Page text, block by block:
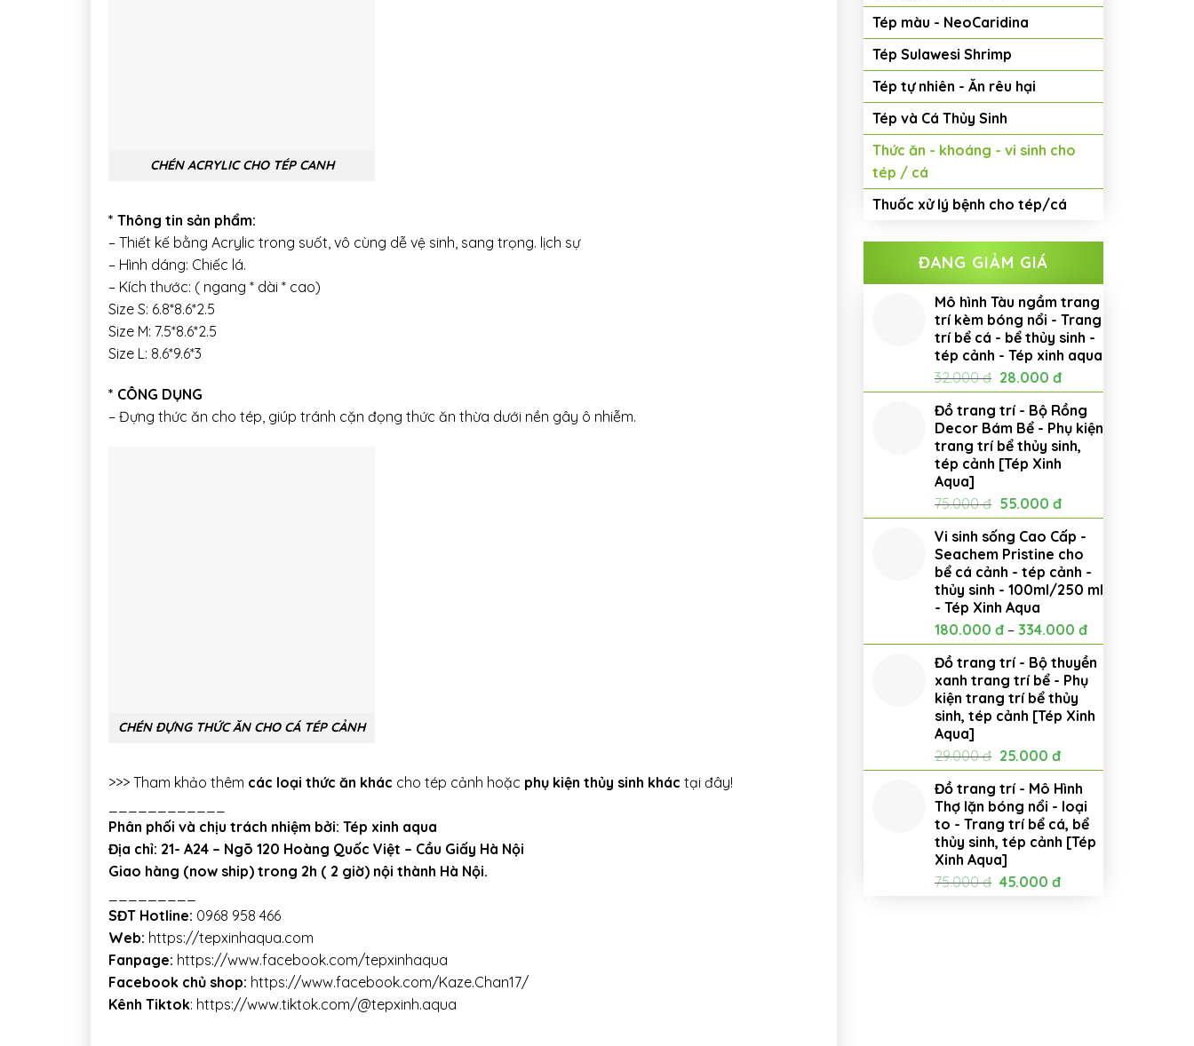
Tép màu - NeoCaridina
Tép Sulawesi Shrimp
Tép tự nhiên - Ăn rêu hại
Tép và Cá Thủy Sinh
Thức ăn - khoáng - vi sinh cho
tép / cá
Thuốc xử lý bệnh cho tép/cá
ĐANG GIẢM GIÁ
Mô hình Tàu ngầm trang
trí kèm bóng nổi - Trang
trí bể cá - bể thủy sinh -
tép cảnh - Tép xinh aqua
32.000đ Giá
gốc
là:
32.000 đ.
28.000 đGiá
hiện
tại
là:
28.000 đ.
Đồ trang trí - Bộ Rồng
Decor Bám Bể - Phụ kiện
trang trí bể thủy sinh,
tép cảnh [Tép Xinh
Aqua]
75.000đ Giá
gốc
là:
75.000 đ.
55.000 đGiá
hiện
tại
là:
55.000 đ.
Vi sinh sống Cao Cấp -
Seachem Pristine cho
bể cá cảnh - tép cảnh -
thủy sinh - 100ml/250 ml
- Tép Xinh Aqua
180.000 đ – 334.000 đ
Đồ trang trí - Bộ thuyền
xanh trang trí bể - Phụ
kiện trang trí bể thủy
sinh, tép cảnh [Tép Xinh
Aqua]
29.000đ Giá
gốc
là:
29.000 đ.
25.000 đGiá
hiện
tại
là:
25.000 đ.
Đồ trang trí - Mô Hình
Thợ lặn bóng nổi - loại
to - Trang trí bể cá, bể
thủy sinh, tép cảnh [Tép
Xinh Aqua]
75.000đ Giá
45.000 đGiá
CHÉN ACRYLIC CHO TÉP CANH
* Thông tin sản phẩm:
– Thiết kế bằng Acrylic trong suốt, vô cùng dễ vệ sinh, sang trọng. lịch sự
– Hình dáng: Chiếc lá.
– Kích thước: ( ngang * dài * cao)
Size S: 6.8*8.6*2.5
Size M: 7.5*8.6*2.5
Size L: 8.6*9.6*3
* CÔNG DỤNG
– Đựng thức ăn cho tép, giúp tránh cặn đọng thức ăn thừa dưới nền gây ô nhiễm.
CHÉN ĐỰNG THỨC ĂN CHO CÁ TÉP CẢNH
>>> Tham khảo thêm các loại thức ăn khác cho tép cảnh hoặc phụ kiện thủy sinh khác tại đây!
Phân phối và chịu trách nhiệm bởi: Tép xinh aqua
Địa chỉ: 21- A24 – Ngõ 120 Hoàng Quốc Việt – Cầu Giấy Hà Nội
Giao hàng (now ship) trong 2h ( 2 giờ) nội thành Hà Nội.
SĐT Hotline: 0968 958 466
Web: https://tepxinhaqua.com
Fanpage: https://www.facebook.com/tepxinhaqua
Facebook chủ shop: https://www.facebook.com/Kaze.Chan17/
Kênh Tiktok: https://www.tiktok.com/@tepxinh.aqua